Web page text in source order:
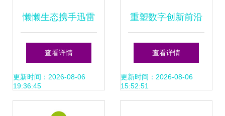
力得以展现，这些
反映出Web开发得
天独厚的多面特征
懒懒生态携手迅雷
链，开启区块链社
区红利新纪元
查看详情
更新时间：2026-08-06
19:36:45
重塑数字创新前沿
2016年科技、电信
与媒体行业趋向的
查看详情
更新时间：2026-08-06
15:52:51